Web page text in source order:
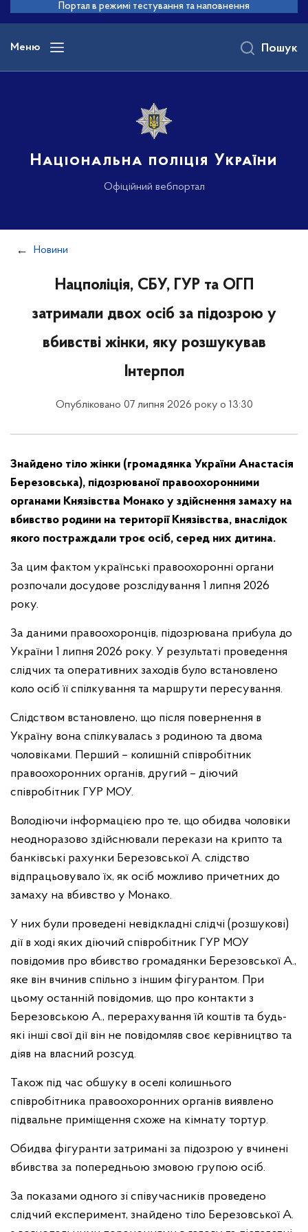
основного
вмісту
Портал в режимі тестування та наповнення
Меню
Національна поліція України
Офіційний вебпортал
Пошук
Новини
Нацполіція, СБУ, ГУР та ОГП
затримали двох осіб за підозрою у
вбивстві жінки, яку розшукував
Інтерпол
Опубліковано 07 липня 2026 року о 13:30
Знайдено тіло жінки (громадянка України Анастасія
Березовська), підозрюваної правоохоронними
органами Князівства Монако у здійснення замаху на
вбивство родини на території Князівства, внаслідок
якого постраждали троє осіб, серед них дитина.
За цим фактом українські правоохоронні органи
розпочали досудове розслідування 1 липня 2026
року.
За даними правоохоронців, підозрювана прибула до
України 1 липня 2026 року. У результаті проведення
слідчих та оперативних заходів було встановлено
коло осіб її спілкування та маршрути пересування.
Слідством встановлено, що після повернення в
Україну вона спілкувалась з родиною та двома
чоловіками. Перший – колишній співробітник
правоохоронних органів, другий – діючий
співробітник ГУР МОУ.
Володіючи інформацією про те, що обидва чоловіки
неодноразово здійснювали перекази на крипто та
банківські рахунки Березовської А. слідство
відпрацьовувало їх, як осіб можливо причетних до
замаху на вбивство у Монако.
У них були проведені невідкладні слідчі (розшукові)
дії в ході яких діючий співробітник ГУР МОУ
повідомив про вбивство громадянки Березовської А.,
яке він вчинив спільно з іншим фігурантом. При
цьому останній повідомив, що про контакти з
Березовською А., перерахування їй коштів та будь-
які інші свої дії він не повідомляв своє керівництво та
діяв на власний розсуд.
Також під час обшуку в оселі колишнього
співробітника правоохоронних органів виявлено
підвальне приміщення схоже на кімнату тортур.
Обидва фігуранти затримані за підозрою у вчинені
вбивства за попередньою змовою групою осіб.
За показами одного зі співучасників проведено
слідчий експеримент, знайдено тіло Березовської А.